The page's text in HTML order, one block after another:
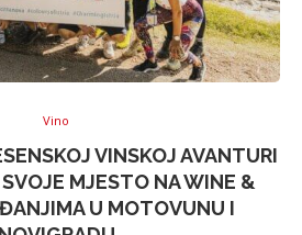
Vino
VINSKOJ AVANTURI
MJESTO NA WINE &
U MOTOVUNU I